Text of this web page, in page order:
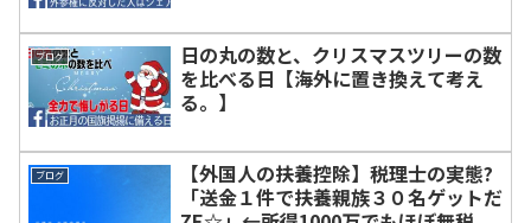
要
ブログ
日の丸の数と、クリスマスツリーの数
を比べる日【海外に置き換えて考え
る。】
ブログ
【外国人の扶養控除】税理士の実態?
「送金１件で扶養親族３０名ゲットだ